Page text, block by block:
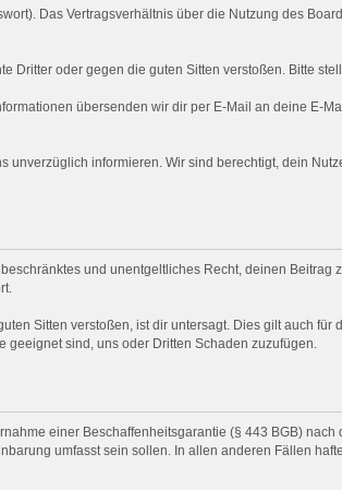
Das Vertragsverhältnis über die Nutzung des
Dritter oder gegen die guten Sitten verstoßen. Bitte
übersenden wir dir per E-Mail an deine E-
informieren. Wir sind berechtigt, dein
und unentgeltliches Recht, deinen
Sitten verstoßen, ist dir untersagt. Dies gilt auch
sind, uns oder Dritten Schaden zuzufügen.
einer Beschaffenheitsgarantie (§ 443 BGB)
umfasst sein sollen. In allen anderen Fällen